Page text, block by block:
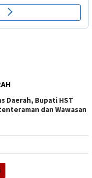
Daerah, Bupati HST
dan Wawasan